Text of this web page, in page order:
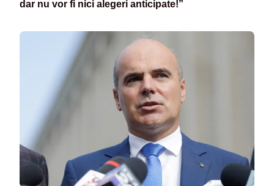
dar nu vor fi nici alegeri anticipate!”